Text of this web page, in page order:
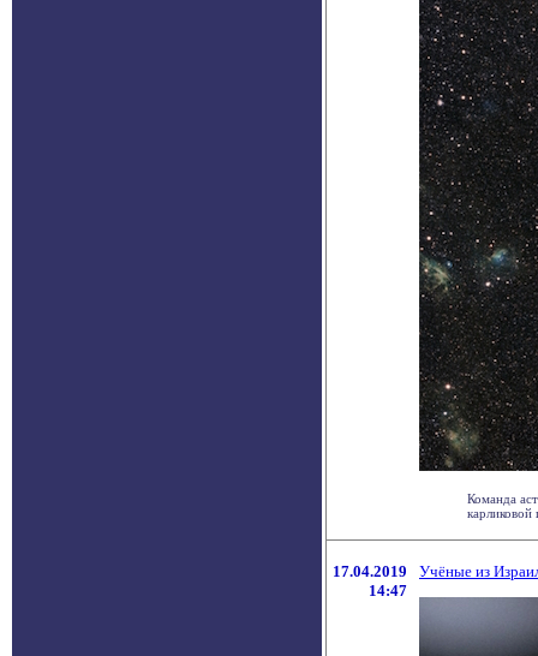
Команда
карликовой
17.04.2019
14:47
Учёные из